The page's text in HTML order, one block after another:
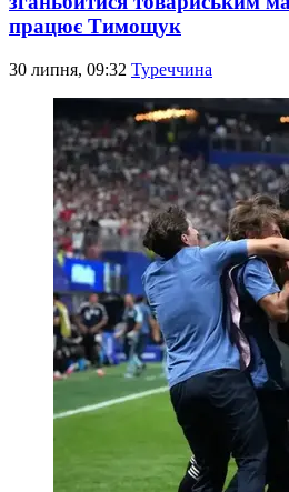
працює Тимощук
30 липня, 09:32 Туреччина